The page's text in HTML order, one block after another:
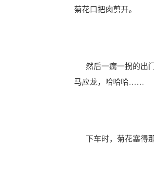
菊花口把肉剪开。
然后一瘸一拐的出门
马应龙，哈哈哈……
下车时，菊花塞得那